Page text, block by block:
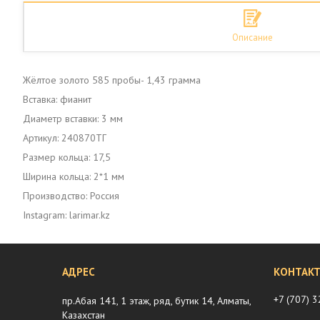
Описание
Жёлтое золото 585 пробы- 1,43 грамма
Вставка: фианит
Диаметр вставки: 3 мм
Артикул: 240870ТГ
Размер кольца: 17,5
Ширина кольца: 2*1 мм
Производство: Россия
Instagram: larimar.kz
пр.Абая 141, 1 этаж, ряд, бутик 14, Алматы,
Казахстан
+7 (707)